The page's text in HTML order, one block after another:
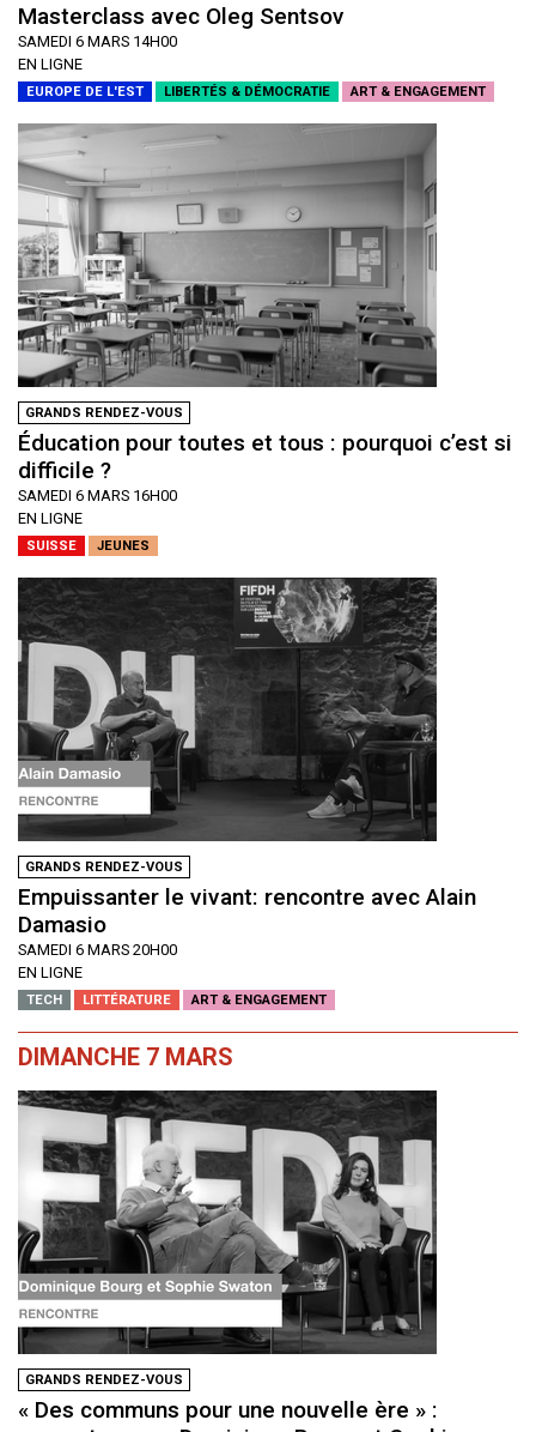
Masterclass avec Oleg Sentsov
SAMEDI 6 MARS 14H00
EN LIGNE
EUROPE DE L'EST LIBERTÉS & DÉMOCRATIE ART & ENGAGEMENT
GRANDS RENDEZ-VOUS
Éducation pour toutes et tous : pourquoi c’est si
difficile ?
SAMEDI 6 MARS 16H00
EN LIGNE
SUISSE JEUNES
GRANDS RENDEZ-VOUS
Empuissanter le vivant: rencontre avec Alain
Damasio
SAMEDI 6 MARS 20H00
EN LIGNE
TECH LITTÉRATURE ART & ENGAGEMENT
DIMANCHE 7 MARS
GRANDS RENDEZ-VOUS
« Des communs pour une nouvelle ère » :